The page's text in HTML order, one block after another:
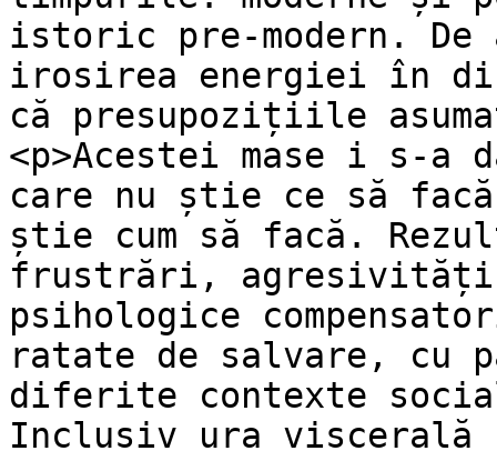
istoric pre-modern.
irosirea energiei în
că presupozițiile
<p>Acestei mase i s-
care nu știe ce să
știe cum să facă.
frustrări,
psihologice
ratate de salvare,
diferite contexte
Inclusiv ura viscerală